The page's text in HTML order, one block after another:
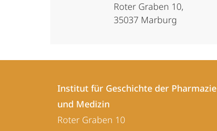
Roter Graben 10,
35037 Marburg
Informationen
Kontaktinformationen
Institut
für
Institut für Geschichte der Pharmazie
und Medizin
Roter Graben 10